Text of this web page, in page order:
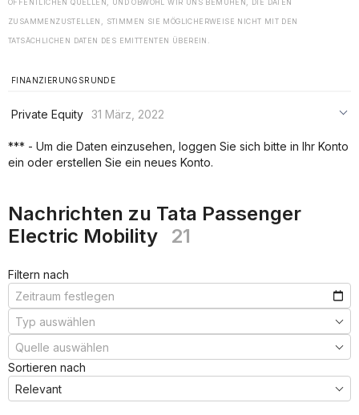
ÖFFENTLICHEN QUELLEN, UND OBWOHL WIR UNS BEMÜHEN, DIE DATEN
ZUSAMMENZUSTELLEN, STIMMEN SIE MÖGLICHERWEISE NICHT MIT DEN
TATSÄCHLICHEN DATEN DES EMITTENTEN ÜBEREIN.
FINANZIERUNGSRUNDE
Private Equity 31 März, 2022
***
*** - Um die Daten einzusehen, loggen Sie sich bitte in Ihr Konto
ein oder erstellen Sie ein neues Konto.
Nachrichten zu Tata Passenger
Electric Mobility
21
Filtern nach
Sortieren nach